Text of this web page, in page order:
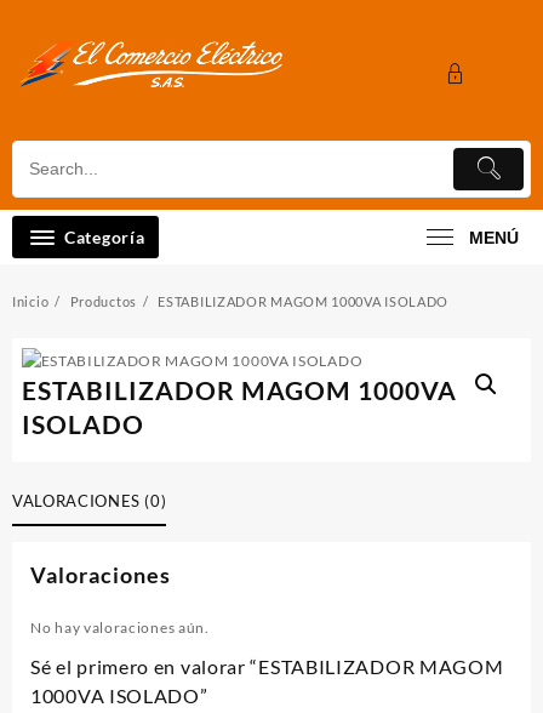
contenido
Categoría MENÚ
Inicio Productos ESTABILIZADOR MAGOM 1000VA ISOLADO
ESTABILIZADOR MAGOM 1000VA
ISOLADO
VALORACIONES (0)
Valoraciones
No hay valoraciones aún.
Sé el primero en valorar “ESTABILIZADOR MAGOM
1000VA ISOLADO”